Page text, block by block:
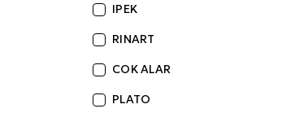
IPEK
RINART
COK ALAR
PLATO